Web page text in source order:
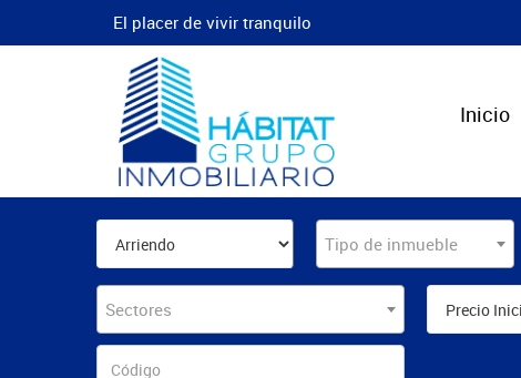
El placer de vivir tranquilo
Inicio
Tipo de inmueble
Sectores